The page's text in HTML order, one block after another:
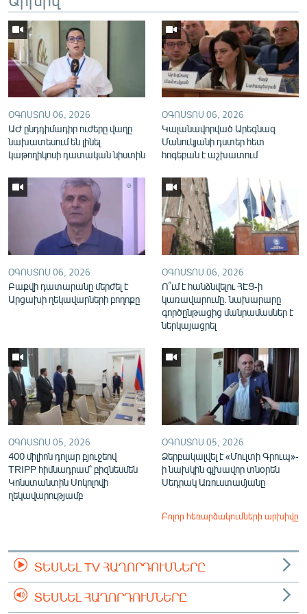
English
Русский
ՀԵՏԵՎԵՔ ՄԵԶ
ՕԳՈՍՏՈՍ 06, 2026
ԱԺ ընդդիմադիր ուժերը վաղը
նախատեսում են լինել
կաթողիկոսի դատական նիստին
ՕԳՈՍՏՈՍ 06, 2026
Կալանավորված Արեգնազ
Մանուկյանի դստեր հետ
հոգեբան է աշխատում
ՕԳՈՍՏՈՍ 06, 2026
Բաքվի դատարանը մերժել է
Արցախի ղեկավարների բողոքը
ՕԳՈՍՏՈՍ 06, 2026
Ո՞ւմ է հանձնվելու ՀԷՑ-ի
կառավարումը. նախարարը
գործընթացից մանրամասներ է
ներկայացրել
ՕԳՈՍՏՈՍ 05, 2026
400 միլիոն դոլար բյուջեով
TRIPP հիմնադրամ՝ բիզնեսմեն
Կոնստանտին Սոկոլովի
ղեկավարությամբ
ՕԳՈՍՏՈՍ 05, 2026
Ձերբակալվել է «Մուլտի Գրուպ»-
ի նախկին գլխավոր տնօրեն
Սեդրակ Առուստամյանը
Բոլոր հեռարձակումների արխիվը
ՏԵՍՆԵԼ TV ՀԱՂՈՐԴՈՒՄՆԵՐԸ
ՏԵՍՆԵԼ ՀԱՂՈՐԴՈՒՄՆԵՐԸ